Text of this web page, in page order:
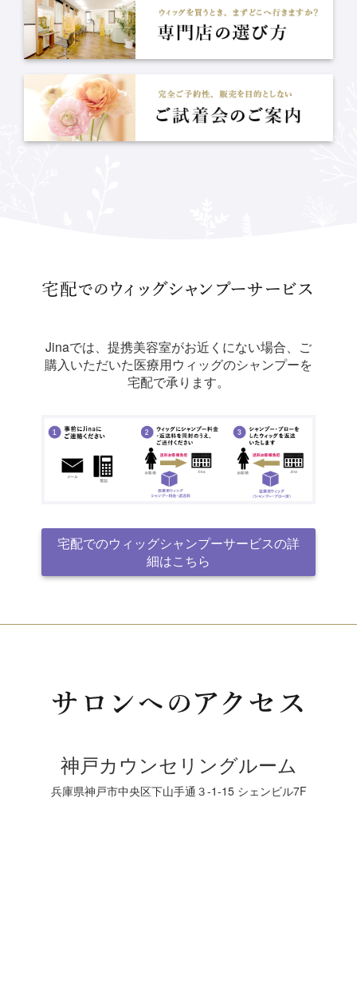
Jinaでは、提携美容室がお近くにない場合、ご
購入いただいた医療用ウィッグのシャンプーを
宅配で承ります。
宅配でのウィッグシャンプーサービスの詳
細はこちら
神戸カウンセリングルーム
兵庫県神戸市中央区下山手通３-1-15 シェンビル7F